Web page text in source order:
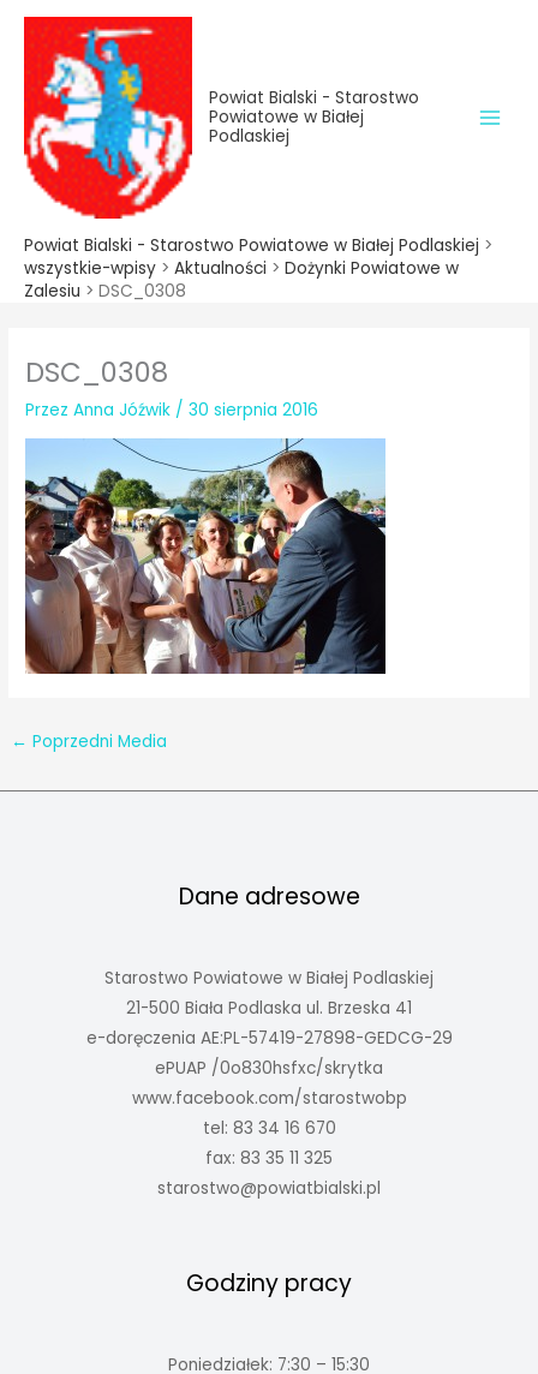
treści
Przejdź
treści
Powiat Bialski - Starostwo
Powiatowe w Białej
Podlaskiej
Powiat Bialski - Starostwo Powiatowe w Białej Podlaskiej >
wszystkie-wpisy > Aktualności > Dożynki Powiatowe w
Zalesiu > DSC_0308
DSC_0308
PrzezAnna Jóźwik /30 sierpnia 2016
← Poprzedni Media
Dane adresowe
Starostwo Powiatowe w Białej Podlaskiej
21-500 Biała Podlaska ul. Brzeska 41
e-doręczenia AE:PL-57419-27898-GEDCG-29
ePUAP /0o830hsfxc/skrytka
www.facebook.com/starostwobp
tel: 83 34 16 670
fax: 83 35 11 325
starostwo@powiatbialski.pl
Godziny pracy
Poniedziałek: 7:30 – 15:30